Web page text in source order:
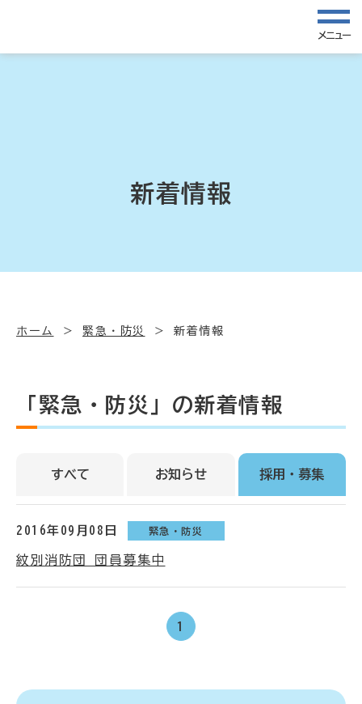
メニュー
新着情報
ホーム 緊急・防災 新着情報
「緊急・防災」の新着情報
すべて お知らせ 採用・募集
2016年09月08日 緊急・防災
紋別消防団 団員募集中
1